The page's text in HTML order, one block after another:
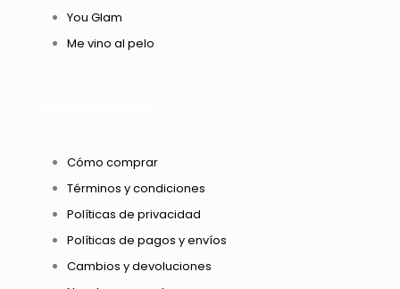
You Glam
Me vino al pelo
Cómo comprar
Términos y condiciones
Políticas de privacidad
Políticas de pagos y envíos
Cambios y devoluciones